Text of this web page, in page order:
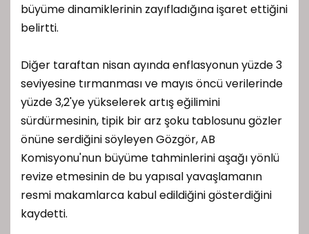
büyüme dinamiklerinin zayıfladığına işaret ettiğini
belirtti.
Diğer taraftan nisan ayında enflasyonun yüzde 3
seviyesine tırmanması ve mayıs öncü verilerinde
yüzde 3,2'ye yükselerek artış eğilimini
sürdürmesinin, tipik bir arz şoku tablosunu gözler
önüne serdiğini söyleyen Gözgör, AB
Komisyonu'nun büyüme tahminlerini aşağı yönlü
revize etmesinin de bu yapısal yavaşlamanın
resmi makamlarca kabul edildiğini gösterdiğini
kaydetti.